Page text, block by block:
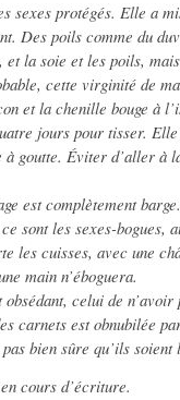
sexes protégés. Elle a
Des poils comme du
et la soie et les poils,
cette virginité de
et la chenille bouge à
jours pour tisser.
goutte. Éviter d’aller à
complètement barge.
les sexes-bogues,
les cuisses, avec une
main n’éboguera.
celui de n’avoir
carnets est obnubilée
bien sûre qu’ils
cours d’écriture.